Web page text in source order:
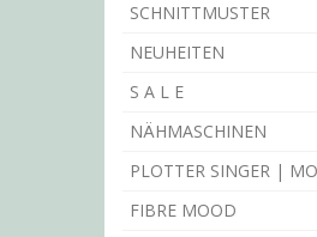
SCHNITTMUSTER
NEUHEITEN
S A L E
NÄHMASCHINEN
PLOTTER SINGER |
FIBRE MOOD